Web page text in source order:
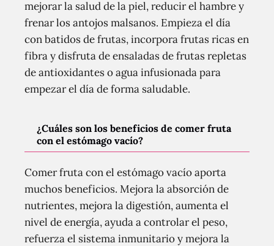
mejorar la salud de la piel, reducir el hambre y
frenar los antojos malsanos. Empieza el día
con batidos de frutas, incorpora frutas ricas en
fibra y disfruta de ensaladas de frutas repletas
de antioxidantes o agua infusionada para
empezar el día de forma saludable.
¿Cuáles son los beneficios de comer fruta
con el estómago vacío?
Comer fruta con el estómago vacío aporta
muchos beneficios. Mejora la absorción de
nutrientes, mejora la digestión, aumenta el
nivel de energía, ayuda a controlar el peso,
refuerza el sistema inmunitario y mejora la